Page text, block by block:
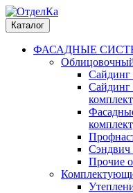
Каталог
ФАСАДНЫЕ
Сайдинг
Сэндвич
Прочие